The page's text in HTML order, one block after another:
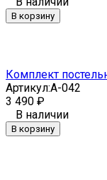
В корзину
Комплект
Артикул:A-042
3 490 ₽
В наличии
В корзину